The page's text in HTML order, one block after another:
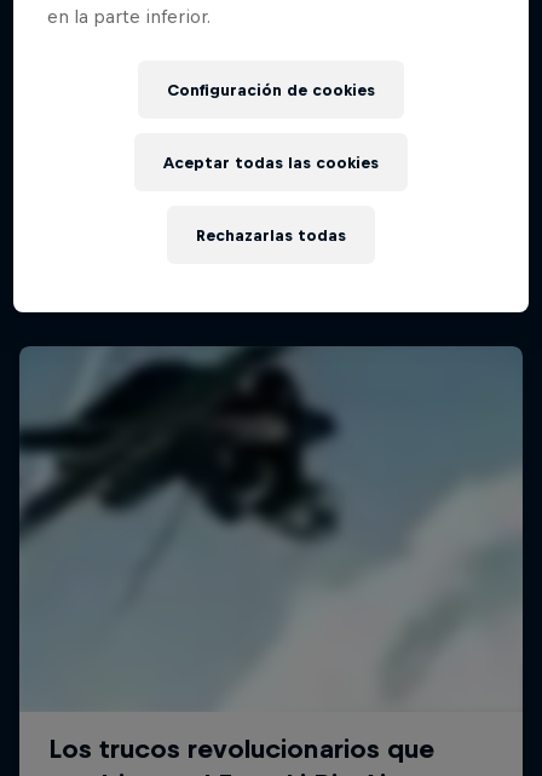
en la parte inferior.
Configuración de cookies
Rechazarlas todas
Aceptar todas las cookies